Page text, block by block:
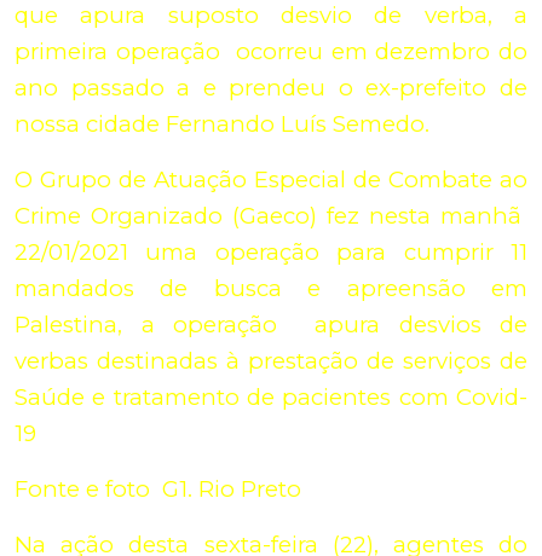
que apura suposto desvio de verba, a
primeira operação ocorreu em dezembro do
ano passado a e prendeu o ex-prefeito de
nossa cidade Fernando Luís Semedo.
O Grupo de Atuação Especial de Combate ao
Crime Organizado (Gaeco) fez nesta manhã
22/01/2021 uma operação para cumprir 11
mandados de busca e apreensão em
Palestina, a operação apura desvios de
verbas destinadas à prestação de serviços de
Saúde e tratamento de pacientes com Covid-
19
Fonte e foto G1. Rio Preto
Na ação desta sexta-feira (22), agentes do